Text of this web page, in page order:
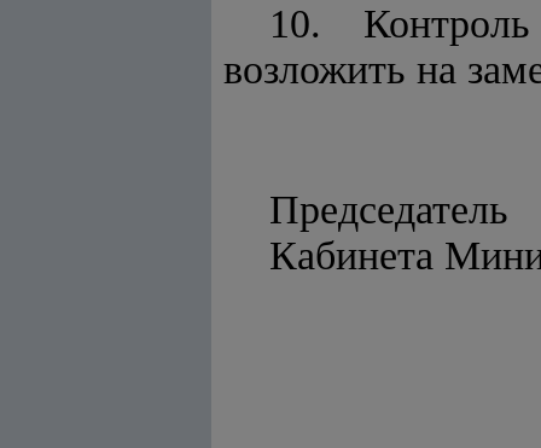
10.
возложить на
Председатель